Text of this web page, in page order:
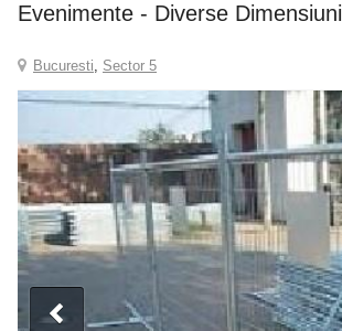
Evenimente - Diverse Dimensiuni
Bucuresti, Sector 5